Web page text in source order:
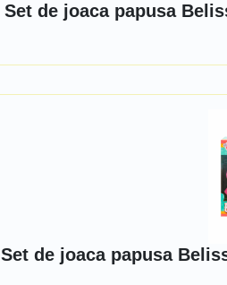
Set de joaca papusa
Set de joaca papusa